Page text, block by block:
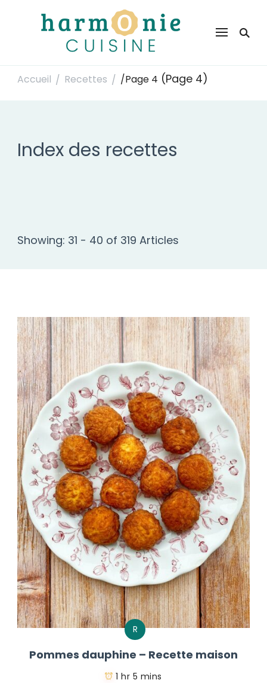
Harmonie Cuisine
Accueil / Recettes / /Page 4 (Page 4)
Index des recettes
Showing: 31 - 40 of 319 Articles
R
Pommes dauphine – Recette maison
1 hr 5 mins